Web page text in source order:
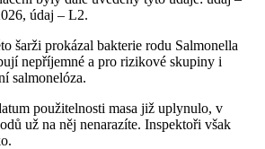
údaj – L2.
šarži prokázal bakterie rodu Salmonella
nepříjemné a pro rizikové skupiny i
salmonelóza.
použitelnosti masa již uplynulo, v
už na něj nenarazíte. Inspektoři však